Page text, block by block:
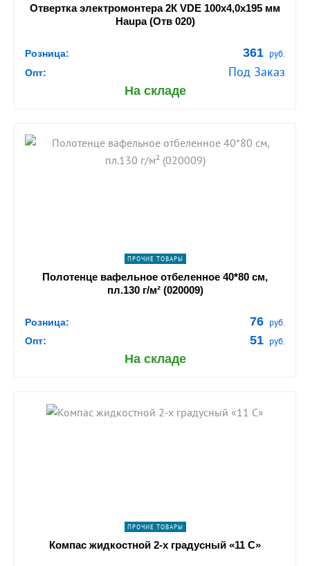
Отвертка электромонтера 2К VDE 100х4,0х195 мм
Haupa (Отв 020)
Розница: 361 руб.
Опт: Под Заказ
На складе
shopping_cart В КОРЗИНУ
ПРОЧИЕ ТОВАРЫ
Полотенце вафельное отбеленное 40*80 см,
пл.130 г/м² (020009)
Розница: 76 руб.
Опт: 51 руб.
На складе
shopping_cart В КОРЗИНУ
ПРОЧИЕ ТОВАРЫ
Компас жидкостной 2-х градусный «11 C»